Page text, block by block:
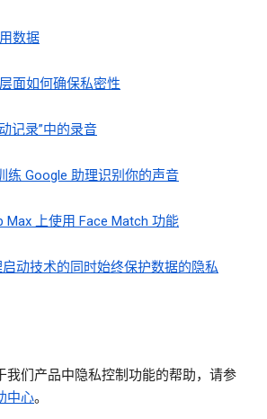
数据
面如何确保私密性
记录”中的录音
练 Google 助理识别你的声音
Max 上使用 Face Match 功能
动技术的同时始终保护数据的隐私
我们产品中隐私控制功能的帮助，请参
中心。